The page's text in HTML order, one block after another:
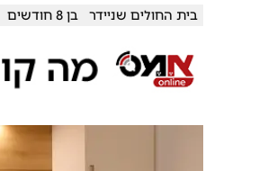
בית החולים שניידר בן 8 חודשים